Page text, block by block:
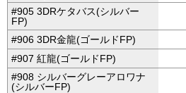
#905 3DRケタバス(シルバー
FP)
#906 3DR金龍(ゴールドFP)
#907 紅龍(ゴールドFP)
#908 シルバーグレーアロワナ
(シルバーFP)